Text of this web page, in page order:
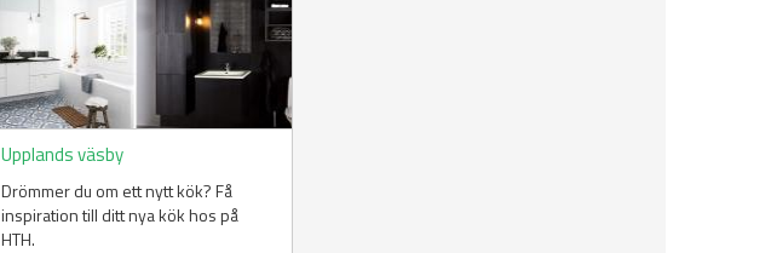
Upplands väsby
Drömmer du om ett nytt kök? Få
inspiration till ditt nya kök hos på
HTH.